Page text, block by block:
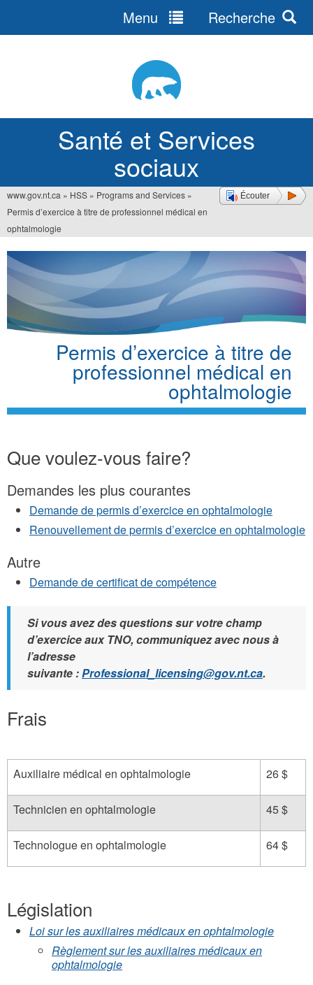
Santé et Services
sociaux
Menu Recherche
Écouter
Vous
êtes
ici
www.gov.nt.ca » HSS » Programs and Services »
Permis d’exercice à titre de professionnel médical en
ophtalmologie
Permis d’exercice à titre de
professionnel médical en
ophtalmologie
Que voulez-vous faire?
Demandes les plus courantes
Demande de permis d’exercice en ophtalmologie
Renouvellement de permis d’exercice en ophtalmologie
Autre
Demande de certificat de compétence
Si vous avez des questions sur votre champ
d’exercice aux TNO, communiquez avec nous à
l’adresse
suivante :Professional_licensing@gov.nt.ca.
Frais
Auxiliaire médical en ophtalmologie 26 $
Technicien en ophtalmologie 45 $
Technologue en ophtalmologie 64 $
Législation
Loisurlesauxiliairesmédicaux enophtalmologie
Règlement sur les auxiliaires médicaux en
ophtalmologie